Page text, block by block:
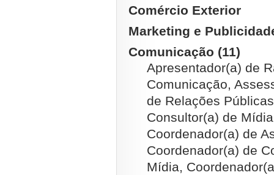
Comércio Exterior
Marketing e
Comunicação (11)
Apresentador(a) de
Comunicação,
de Relações
Consultor(a) de
Coordenador(a) de
Coordenador(a) de
Mídia,